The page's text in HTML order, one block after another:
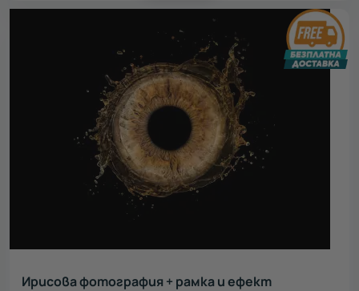
Ирисова фотография + рамка и ефект